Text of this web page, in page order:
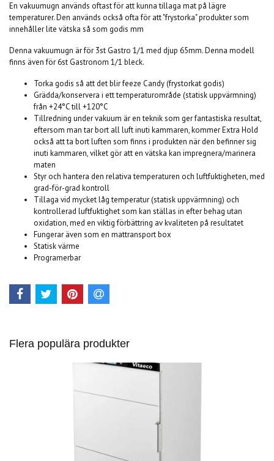
En vakuumugn används oftast för att kunna tillaga mat på lägre
temperaturer. Den används också ofta för att "frystorka" produkter som
innehåller lite vätska så som godis mm
Denna vakuumugn är för 3st Gastro 1/1 med djup 65mm. Denna modell
finns även för 6st Gastronom 1/1 bleck.
Torka godis så att det blir feeze Candy (frystorkat godis)
Grädda/konservera i ett temperaturområde (statisk uppvärmning)
från +24°C till +120°C
Tillredning under vakuum är en teknik som ger fantastiska resultat,
eftersom man tar bort all luft inuti kammaren, kommer Extra Hold
också att ta bort luften som finns i produkten när den befinner sig
inuti kammaren, vilket gör att en vätska kan impregnera/marinera
maten
Styr och hantera den relativa temperaturen och luftfuktigheten, med
grad-för-grad kontroll
Tillaga vid mycket låg temperatur (statisk uppvärmning) och
kontrollerad luftfuktighet som kan ställas in efter behag utan
oxidation, med en viktig förbättring av kvaliteten på resultatet
Fungerar även som en mattransport box
Statisk värme
Programerbar
Flera populära produkter